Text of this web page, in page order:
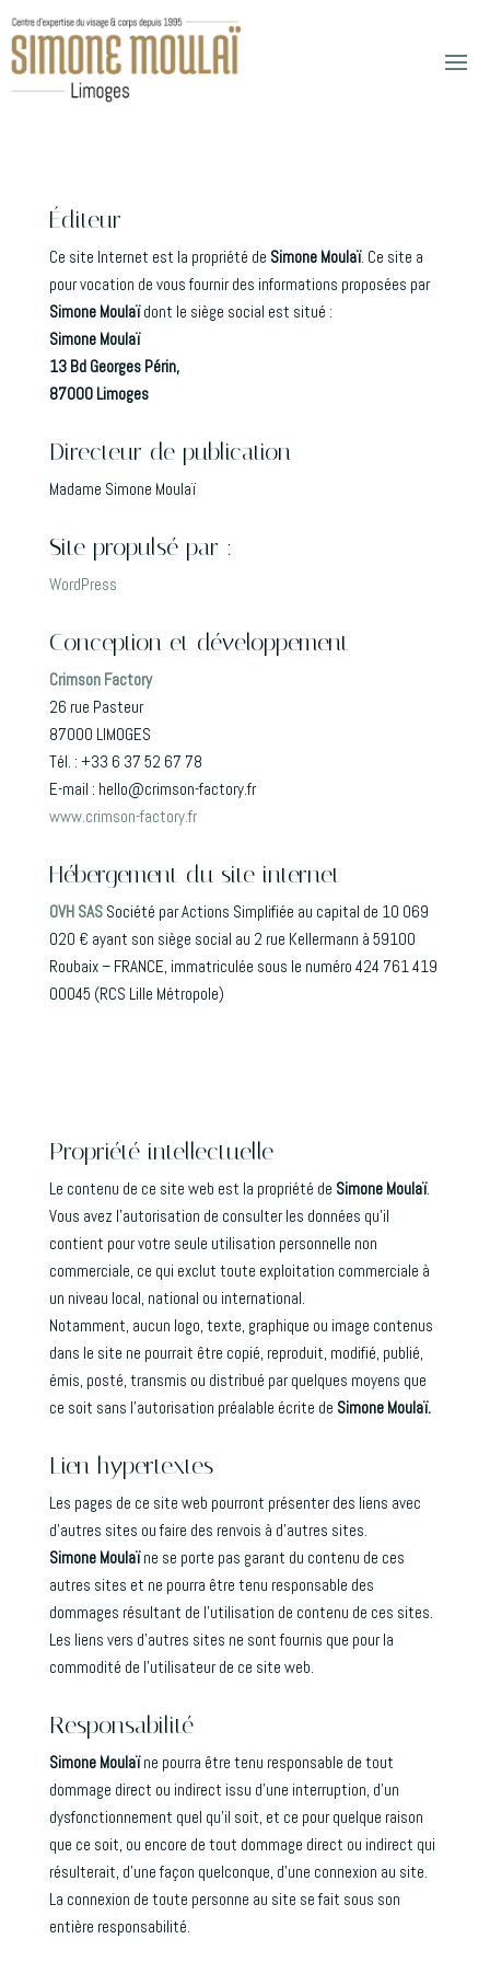
Éditeur
Ce site Internet est la propriété de Simone Moulaï. Ce site a
pour vocation de vous fournir des informations proposées par
Simone Moulaïdont le siège social est situé :
Simone Moulaï
13 Bd Georges Périn,
87000 Limoges
Directeur de publication
Madame Simone Moulaï
Site propulsé par :
WordPress
Conception et développement
Crimson Factory
26 rue Pasteur
87000 LIMOGES
Tél. : +33 6 37 52 67 78
E-mail : hello@crimson-factory.fr
www.crimson-factory.fr
Hébergement du site internet
OVH SASSociété par Actions Simplifiée au capital de 10 069
020 € ayant son siège social au 2 rue Kellermann à 59100
Roubaix – FRANCE, immatriculée sous le numéro 424 761 419
00045 (RCS Lille Métropole)
Propriété intellectuelle
Le contenu de ce site web est la propriété de Simone Moulaï.
Vous avez l’autorisation de consulter les données qu’il
contient pour votre seule utilisation personnelle non
commerciale, ce qui exclut toute exploitation commerciale à
un niveau local, national ou international.
Notamment, aucun logo, texte, graphique ou image contenus
dans le site ne pourrait être copié, reproduit, modifié, publié,
émis, posté, transmis ou distribué par quelques moyens que
ce soit sans l’autorisation préalable écrite de Simone Moulaï.
Lien hypertextes
Les pages de ce site web pourront présenter des liens avec
d’autres sites ou faire des renvois à d’autres sites.
Simone Moulaïne se porte pas garant du contenu de ces
autres sites et ne pourra être tenu responsable des
dommages résultant de l’utilisation de contenu de ces sites.
Les liens vers d’autres sites ne sont fournis que pour la
commodité de l’utilisateur de ce site web.
Responsabilité
Simone Moulaïne pourra être tenu responsable de tout
dommage direct ou indirect issu d’une interruption, d’un
dysfonctionnement quel qu’il soit, et ce pour quelque raison
que ce soit, ou encore de tout dommage direct ou indirect qui
résulterait, d’une façon quelconque, d’une connexion au site.
La connexion de toute personne au site se fait sous son
entière responsabilité.